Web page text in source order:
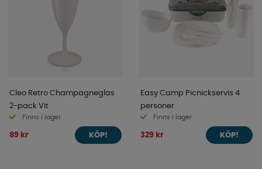
Cleo Retro Champagneglas
2-pack Vit
Finns i lager
89 kr KÖP!
Easy Camp Picnickservis 4
personer
Finns i lager
329 kr KÖP!